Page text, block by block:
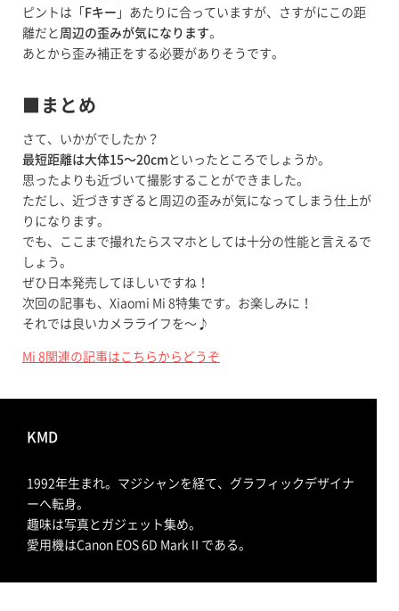
ピントは「 Fキー 」あたりに合っていますが、さすがにこの距
離だと 周辺の歪みが気になります。
あとから歪み補正をする必要がありそうです。
■まとめ
さて、いかがでしたか？
最短距離は大体15〜20cm といったところでしょうか。
思ったよりも近づいて撮影することができました。
ただし、近づきすぎると周辺の歪みが気になってしまう仕上が
りになります。
でも、ここまで撮れたらスマホとしては十分の性能と言えるで
しょう。
ぜひ日本発売してほしいですね！
次回の記事も、Xiaomi Mi 8特集です。お楽しみに！
それでは良いカメラライフを〜♪
Mi 8関連の記事はこちらからどうぞ
KMD
1992年生まれ。マジシャンを経て、グラフィックデザイナ
ーへ転身。
趣味は写真とガジェット集め。
愛用機はCanon EOS 6D MarkⅡである。